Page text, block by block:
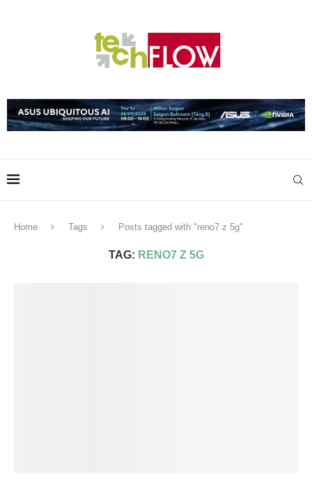
Home Tags Posts tagged with "reno7 z 5g"
TAG: RENO7 Z 5G